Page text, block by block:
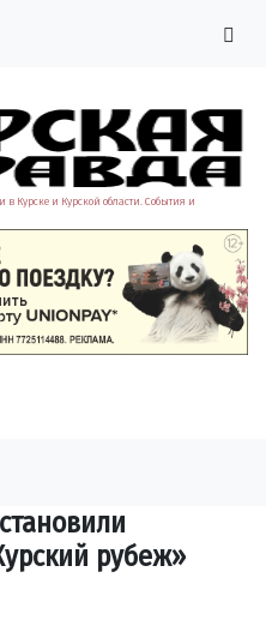
в Курске и Курской области. События и
рубеж»